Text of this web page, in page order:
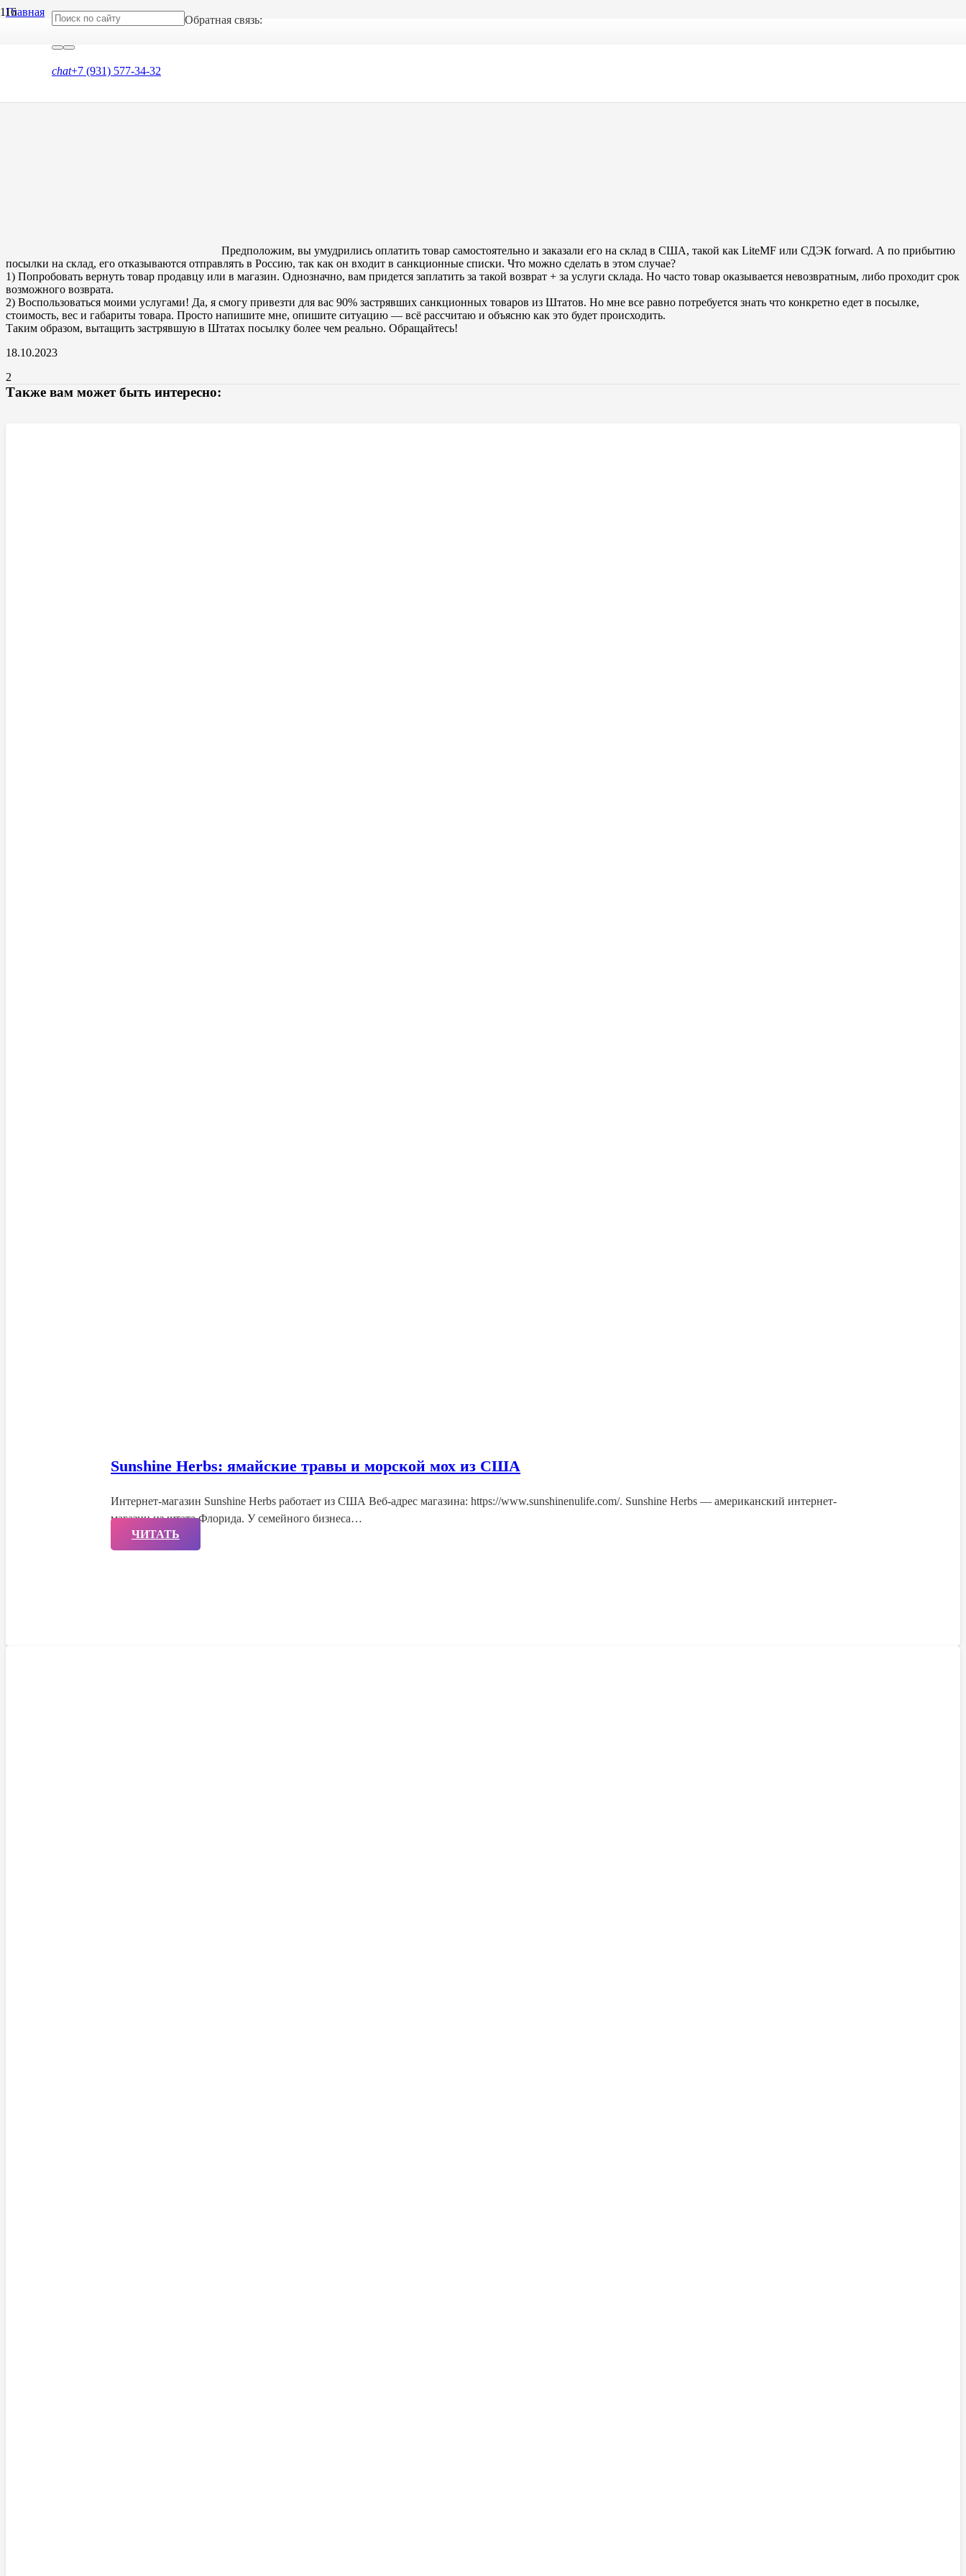
chat+7 (931) 577-34-32
Обратная связь:
Главная
Как вытащить застрявшие санкционные посылки?
Предположим, вы умудрились оплатить товар самостоятельно и заказали его на склад в США, такой как LiteMF или СДЭК forward. А по прибытию
посылки на склад, его отказываются отправлять в Россию, так как он входит в санкционные списки. Что можно сделать в этом случае?
1) Попробовать вернуть товар продавцу или в магазин. Однозначно, вам придется заплатить за такой возврат + за услуги склада. Но часто товар оказывается невозвратным, либо проходит срок
возможного возврата.
2) Воспользоваться моими услугами! Да, я смогу привезти для вас 90% застрявших санкционных товаров из Штатов. Но мне все равно потребуется знать что конкретно едет в посылке,
стоимость, вес и габариты товара. Просто напишите мне, опишите ситуацию — всё рассчитаю и объясню как это будет происходить.
Таким образом, вытащить застрявшую в Штатах посылку более чем реально. Обращайтесь!
18.10.2023
2
Также вам может быть интересно:
Sunshine Herbs: ямайские травы и морской мох из США
Интернет-магазин Sunshine Herbs работает из США Веб-адрес магазина: https://www.sunshinenulife.com/. Sunshine Herbs — американский интернет-
магазин из штата Флорида. У семейного бизнеса…
ЧИТАТЬ